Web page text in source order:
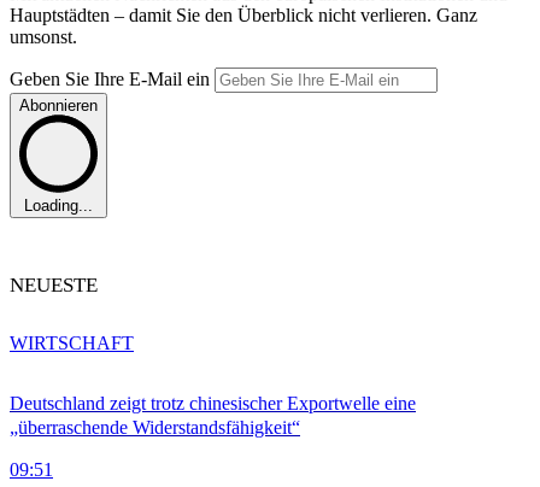
Hauptstädten – damit Sie den Überblick nicht verlieren. Ganz
umsonst.
Geben Sie Ihre E-Mail ein
Abonnieren
Loading...
NEUESTE
Deutschland zeigt trotz chinesischer Exportwelle eine
„überraschende Widerstandsfähigkeit“
09:51
WIRTSCHAFT